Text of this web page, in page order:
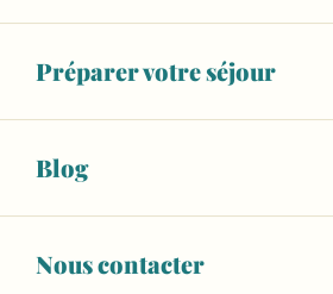
Préparer votre séjour
Blog
Nous contacter
02 43 57
CONTACTEZ-